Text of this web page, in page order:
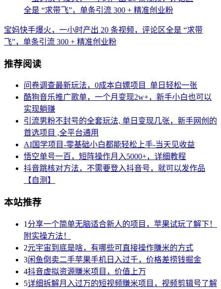
宝妈快手爆火，一小时产出 20 条视频，评论区全是 “求带
飞”，单条引流 300 + 精准创业粉
推荐阅读
问卷调查最新玩法，0成本白嫖项目 单日轻松一张
酷狗音乐推广歌单，一个月变现2w+，新手小白也可以
实现躺赚
引流男粉不封号的全套玩法, 单日变现几张，新手网创的
首选项目 ,全平台通用
AI国学项目-零基础小白都能轻松上手-当天见收益
悟空单号一百，短阵操作月入5000+，详细教程
抖音跳核对方法，不需要登入抖音号，就可以发作品
【自测】
本站推荐
1 分享一个简单无脑适合新人的项目，苹果试玩了解下！
附实操方法！
2元宇宙到底是啥，有哪些可直接操作賺米的方式
3闲鱼倒卖二手苹果手机日入过千，价格差捞钱掘金
4抖音虚拟资源賺米项目，价值上万
5详细拆解月入过万的短视频賺米项目，视频剪辑号了解